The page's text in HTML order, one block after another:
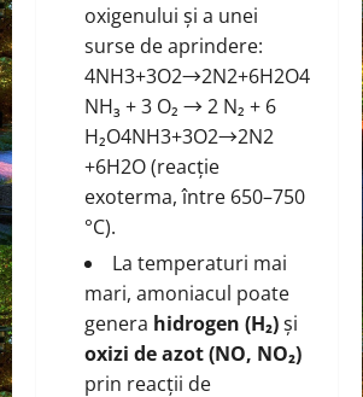
oxigenului și a unei
surse de aprindere:
4NH3+3O2→2N2+6H2O4
NH₃ + 3 O₂ → 2 N₂ + 6
H₂O4NH3+3O2→2N2
+6H2O(reacție
exoterma, între 650–750
°C).
La temperaturi mai
mari, amoniacul poate
genera hidrogen (H₂)și
oxizi de azot (NO, NO₂)
prin reacții de